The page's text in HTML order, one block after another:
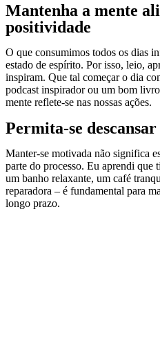
Mantenha a mente
positividade
O que consumimos todos os dias
estado de espírito. Por isso, leio,
inspiram. Que tal começar o dia
podcast inspirador ou um bom
mente reflete-se nas nossas ações.
Permita-se
Manter-se motivada não significa
parte do processo. Eu aprendi que
um banho relaxante, um café
reparadora – é fundamental para
longo prazo.